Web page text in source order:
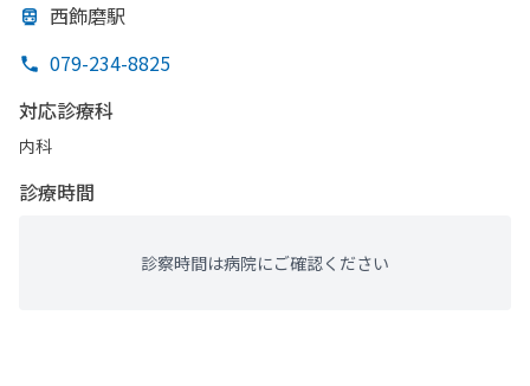
西飾磨駅
079-234-8825
対応診療科
内科
診療時間
診察時間は病院にご確認ください